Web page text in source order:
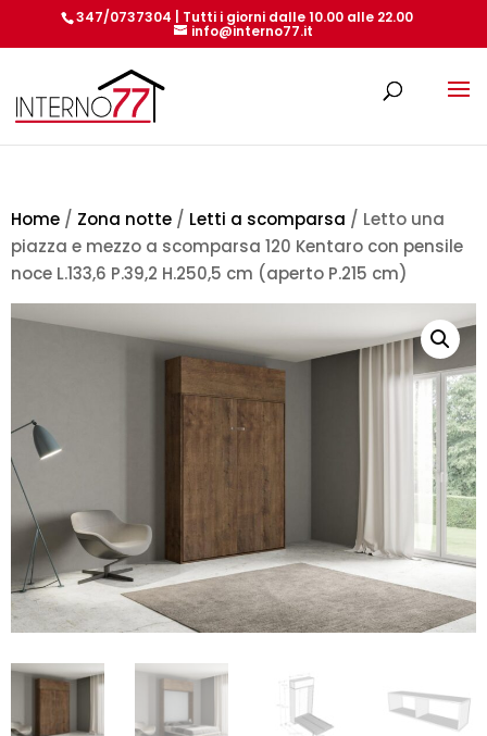
347/0737304 | Tutti i giorni dalle 10.00 alle 22.00
info@interno77.it
Home / Zona notte / Letti a scomparsa / Letto una
piazza e mezzo a scomparsa 120 Kentaro con pensile
noce L.133,6 P.39,2 H.250,5 cm (aperto P.215 cm)